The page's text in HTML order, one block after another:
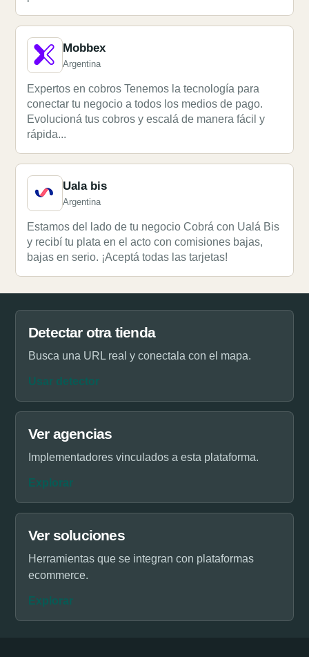
Mobbex
Argentina
Expertos en cobros Tenemos la tecnología para
conectar tu negocio a todos los medios de pago.
Evolucioná tus cobros y escalá de manera fácil y
rápida...
Uala bis
Argentina
Estamos del lado de tu negocio Cobrá con Ualá Bis
y recibí tu plata en el acto con comisiones bajas,
bajas en serio. ¡Aceptá todas las tarjetas!
Detectar otra tienda
Busca una URL real y conectala con el mapa.
Usar detector
Ver agencias
Implementadores vinculados a esta plataforma.
Explorar
Ver soluciones
Herramientas que se integran con plataformas
ecommerce.
Explorar